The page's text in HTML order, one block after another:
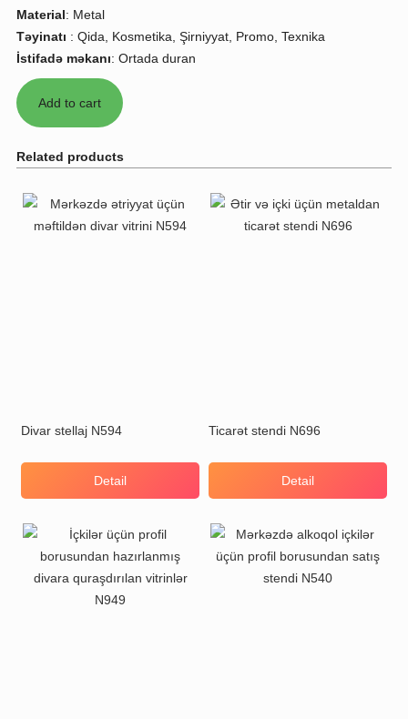
Material: Metal
Təyinatı : Qida, Kosmetika, Şirniyyat, Promo, Texnika
İstifadə məkanı: Ortada duran
Related products
Divar stellaj N594
Detail
Ticarət stendi N696
Detail